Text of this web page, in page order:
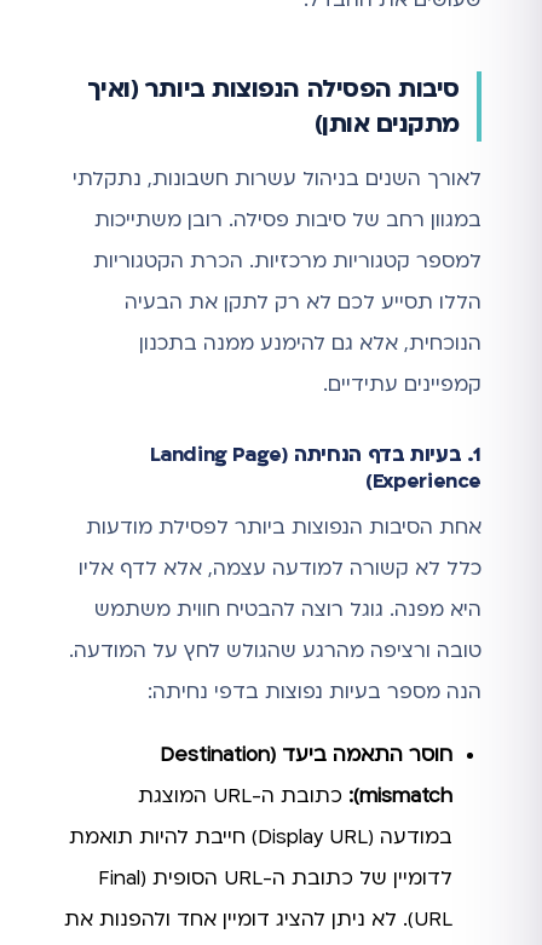
סיבות הפסילה הנפוצות ביותר (ואיך
מתקנים אותן)
לאורך השנים בניהול עשרות חשבונות, נתקלתי
במגוון רחב של סיבות פסילה. רובן משתייכות
למספר קטגוריות מרכזיות. הכרת הקטגוריות
הללו תסייע לכם לא רק לתקן את הבעיה
הנוכחית, אלא גם להימנע ממנה בתכנון
קמפיינים עתידיים.
1. בעיות בדף הנחיתה (Landing Page
Experience)
אחת הסיבות הנפוצות ביותר לפסילת מודעות
כלל לא קשורה למודעה עצמה, אלא לדף אליו
היא מפנה. גוגל רוצה להבטיח חווית משתמש
טובה ורציפה מהרגע שהגולש לחץ על המודעה.
הנה מספר בעיות נפוצות בדפי נחיתה:
חוסר התאמה ביעד (Destination
mismatch):
כתובת ה-URL המוצגת
במודעה (Display URL) חייבת להיות תואמת
לדומיין של כתובת ה-URL הסופית (Final
URL). לא ניתן להציג דומיין אחד ולהפנות את